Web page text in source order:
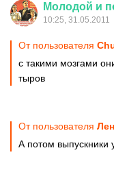
Молодой и
10:25, 31.05.2011
От пользователя
с такими мозгами
тыров
От пользователя
А потом выпускники